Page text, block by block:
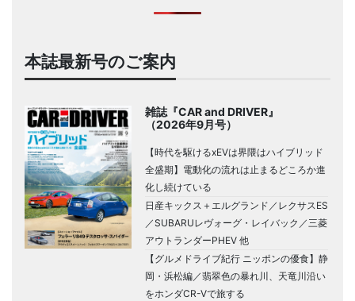
本誌最新号のご案内
雑誌『CAR and DRIVER』
（2026年9月号）
【時代を駆けるxEVは界隈はハイブリッド
全盛期】電動化の流れは止まるどころか進
化し続けている
日産キックス＋エルグランド／レクサスES
／SUBARUレヴォーグ・レイバック／三菱
アウトランダーPHEV 他
【グルメドライブ紀行 ニッポンの優食】静
岡・浜松編／翡翠色の暴れ川、天竜川沿い
をホンダCR-Vで旅する